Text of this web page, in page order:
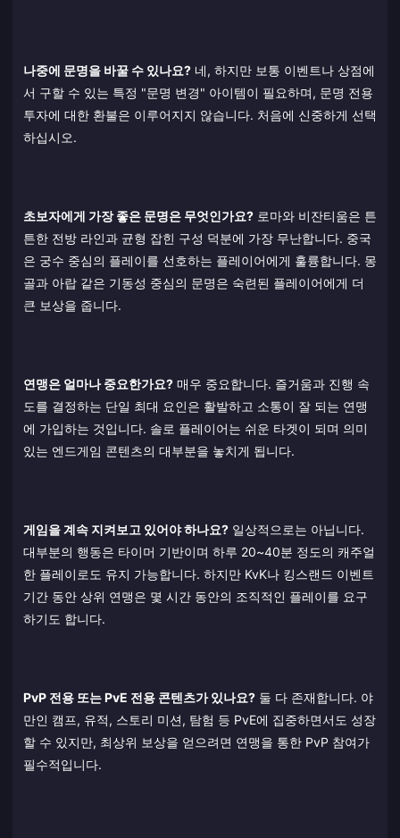
나중에 문명을 바꿀 수 있나요? 네, 하지만 보통 이벤트나 상점에
서 구할 수 있는 특정 "문명 변경" 아이템이 필요하며, 문명 전용
투자에 대한 환불은 이루어지지 않습니다. 처음에 신중하게 선택
하십시오.
초보자에게 가장 좋은 문명은 무엇인가요? 로마와 비잔티움은 튼
튼한 전방 라인과 균형 잡힌 구성 덕분에 가장 무난합니다. 중국
은 궁수 중심의 플레이를 선호하는 플레이어에게 훌륭합니다. 몽
골과 아랍 같은 기동성 중심의 문명은 숙련된 플레이어에게 더
큰 보상을 줍니다.
연맹은 얼마나 중요한가요? 매우 중요합니다. 즐거움과 진행 속
도를 결정하는 단일 최대 요인은 활발하고 소통이 잘 되는 연맹
에 가입하는 것입니다. 솔로 플레이어는 쉬운 타겟이 되며 의미
있는 엔드게임 콘텐츠의 대부분을 놓치게 됩니다.
게임을 계속 지켜보고 있어야 하나요? 일상적으로는 아닙니다.
대부분의 행동은 타이머 기반이며 하루 20~40분 정도의 캐주얼
한 플레이로도 유지 가능합니다. 하지만 KvK나 킹스랜드 이벤트
기간 동안 상위 연맹은 몇 시간 동안의 조직적인 플레이를 요구
하기도 합니다.
PvP 전용 또는 PvE 전용 콘텐츠가 있나요? 둘 다 존재합니다. 야
만인 캠프, 유적, 스토리 미션, 탐험 등 PvE에 집중하면서도 성장
할 수 있지만, 최상위 보상을 얻으려면 연맹을 통한 PvP 참여가
필수적입니다.